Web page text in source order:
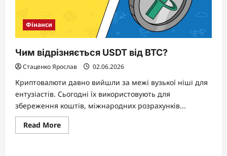
Фінанси
Чим відрізняється USDT від BTC?
Стаценко Ярослав 02.06.2026
Криптовалюти давно вийшли за межі вузької ніші для
ентузіастів. Сьогодні їх використовують для
збереження коштів, міжнародних розрахунків...
Read MoreRead
more